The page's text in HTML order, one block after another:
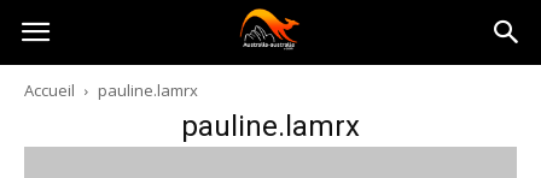
Australia-
australie.com
Accueil pauline.lamrx
pauline.lamrx